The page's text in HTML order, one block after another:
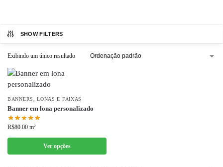
SHOW FILTERS
Exibindo um único resultado
BANNERS, LONAS E FAIXAS
Banner em lona personalizado
R$80.00 m²
Ver opções